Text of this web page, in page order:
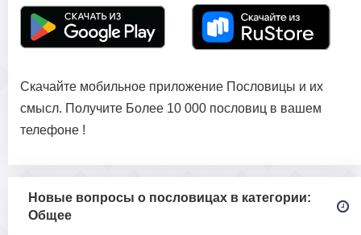
Скачайте мобильное приложение Пословицы и их
смысл. Получите Более 10 000 пословиц в вашем
телефоне !
Новые вопросы о пословицах в категории:
Общее